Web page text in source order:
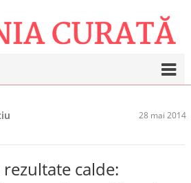
28 mai 2014
calde: